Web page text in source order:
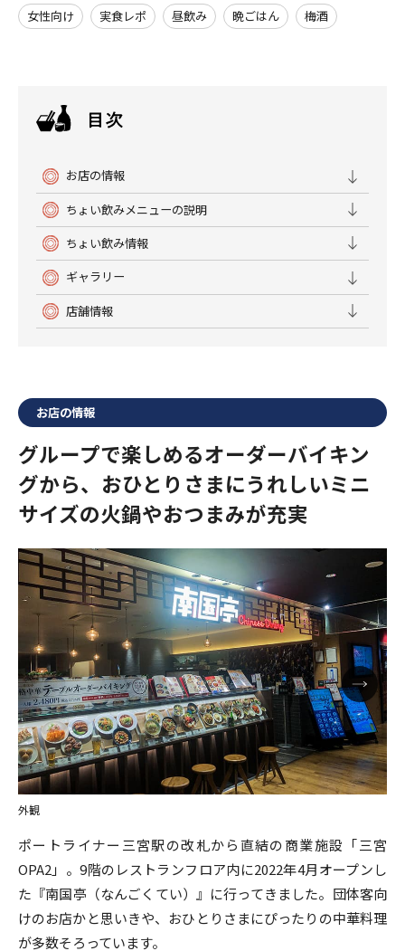
女性向け
実食レポ 昼飲み 晩ごはん 梅酒
お店の情報
ちょい飲みメニューの説明
ちょい飲み情報
ギャラリー
店舗情報
お店の情報
グループで楽しめるオーダーバイキン
グから、おひとりさまにうれしいミニ
サイズの火鍋やおつまみが充実
外観
ポートライナー三宮駅の改札から直結の商業施設「三宮
OPA2」。9階のレストランフロア内に2022年4月オープンし
た『南国亭（なんごくてい）』に行ってきました。団体客向
けのお店かと思いきや、おひとりさまにぴったりの中華料理
が多数そろっています。